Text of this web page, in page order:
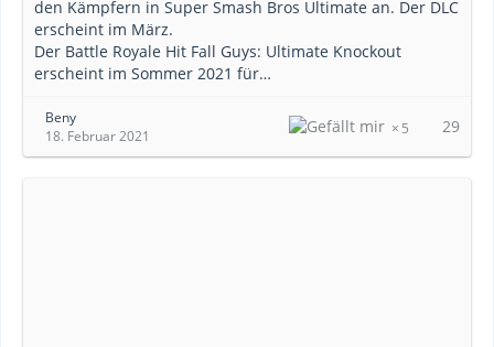
den Kämpfern in Super Smash Bros Ultimate an. Der DLC
erscheint im März.
Der Battle Royale Hit Fall Guys: Ultimate Knockout
erscheint im Sommer 2021 für…
Beny
18. Februar 2021
5 29